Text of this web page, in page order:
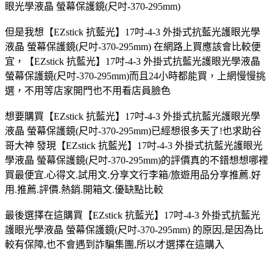
眼光學液晶 螢幕保護鏡(尺吋-370-295mm)
但是我想【EZstick 抗藍光】17吋-4-3 外掛式抗藍光護眼光學
液晶 螢幕保護鏡(尺吋-370-295mm) 在網路上買應該會比較便
宜，【EZstick 抗藍光】17吋-4-3 外掛式抗藍光護眼光學液晶
螢幕保護鏡(尺吋-370-295mm)而且24小時都能買，上網慢慢挑
選，不用等店家開門也不用看店員臉色
想要購買【EZstick 抗藍光】17吋-4-3 外掛式抗藍光護眼光學
液晶 螢幕保護鏡(尺吋-370-295mm)已經想很多天了!也求助谷
哥大神 發現【EZstick 抗藍光】17吋-4-3 外掛式抗藍光護眼光
學液晶 螢幕保護鏡(尺吋-370-295mm)的評價真的不錯想想哪裡
買最便宜.心得文.試用文.分享文行李箱/旅遊用品分享推薦.好
用.推薦.評價.熱銷.開箱文.優缺點比較
最後選擇在這購買【EZstick 抗藍光】17吋-4-3 外掛式抗藍光
護眼光學液晶 螢幕保護鏡(尺吋-370-295mm) 的原因,是因為比
較有保障,也不會遇到詐騙集團,所以才選擇在這購入